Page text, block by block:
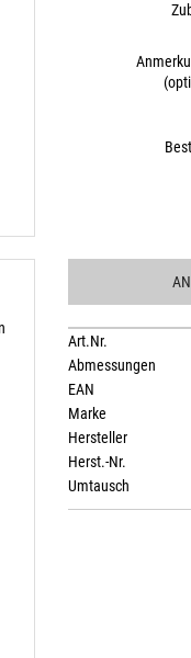
Art.Nr.
Abmessungen
EAN
Marke
Hersteller
Herst.-Nr.
Umtausch